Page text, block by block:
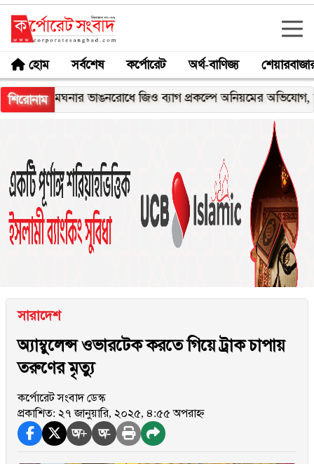
হোম সর্বশেষ কর্পোরেট অর্থ-বাণিজ্য
শিরোনাম
মেঘনার ভাঙনরোধে জিও ব্যাগ প্রকল্পে অনিয়মের অভিযোগ, নদীরকূলে
সারাদেশ
অ্যাম্বুলেন্স ওভারটেক করতে গিয়ে ট্রাক চাপায়
তরুণের মৃত্যু
কর্পোরেট সংবাদ ডেস্ক
প্রকাশিত: ২৭ জানুয়ারি, ২০২৫, ৪:৫৫ অপরাহ্ন
অ+ অ-